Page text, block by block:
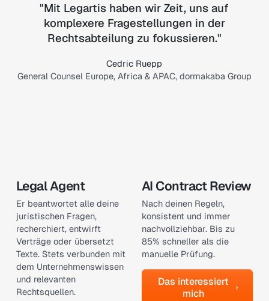
"Mit Legartis haben wir Zeit, uns auf
komplexere Fragestellungen in der
Rechtsabteilung zu fokussieren."
Cedric Ruepp
General Counsel Europe, Africa & APAC, dormakaba Group
Legal Agent
Er beantwortet alle deine
juristischen Fragen,
recherchiert, entwirft
Verträge oder übersetzt
Texte. Stets verbunden mit
dem Unternehmenswissen
und relevanten
Rechtsquellen.
AI Contract Review
Nach deinen Regeln,
konsistent und immer
nachvollziehbar. Bis zu
85% schneller als die
manuelle Prüfung.
Das interessiert
mich
Das interessiert mich